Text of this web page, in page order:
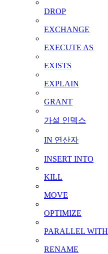
DROP
EXCHANGE
EXECUTE AS
EXISTS
EXPLAIN
GRANT
가설 인덱스
IN 연산자
INSERT INTO
KILL
MOVE
OPTIMIZE
PARALLEL WITH
RENAME